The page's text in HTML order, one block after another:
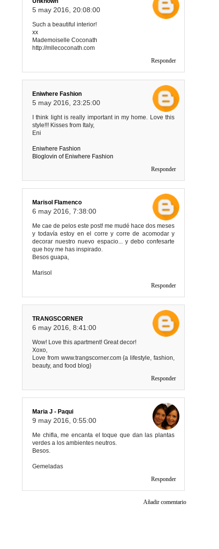
5 may 2016, 20:08:00
Such a beautiful interior!
xx
Mademoiselle Coconath
http://mllecoconath.com
Responder
Eniwhere Fashion
5 may 2016, 23:25:00
I think light is really important in my home. Love this
style!!! Kisses from Italy,
Eni
Eniwhere Fashion
Bloglovin of Eniwhere Fashion
Responder
Marisol Flamenco
6 may 2016, 7:38:00
Me cae de pelos este post! me mudé hace dos meses
y todavía estoy en el corre y corre de acomodar y
decorar nuestro nuevo espacio... y debo confesarte
que hoy me has inspirado.
Besos guapa,
Marisol
Responder
TRANGSCORNER
6 may 2016, 8:41:00
Wow! Love this apartment! Great decor!
Xoxo,
Love from www.trangscorner.com {a lifestyle, fashion,
beauty, and food blog}
Responder
Maria J - Paqui
9 may 2016, 0:55:00
Me chifla, me encanta el toque que dan las plantas
verdes a los ambientes neutros.
Besos.
Gemeladas
Responder
Añadir comentario